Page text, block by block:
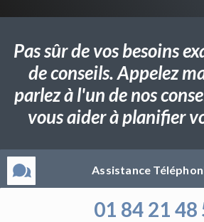
Pas sûr de vos besoins
de conseils. Appelez
parlez à l'un de nos
vous aider à planifier
Assistance
01 84 21 48